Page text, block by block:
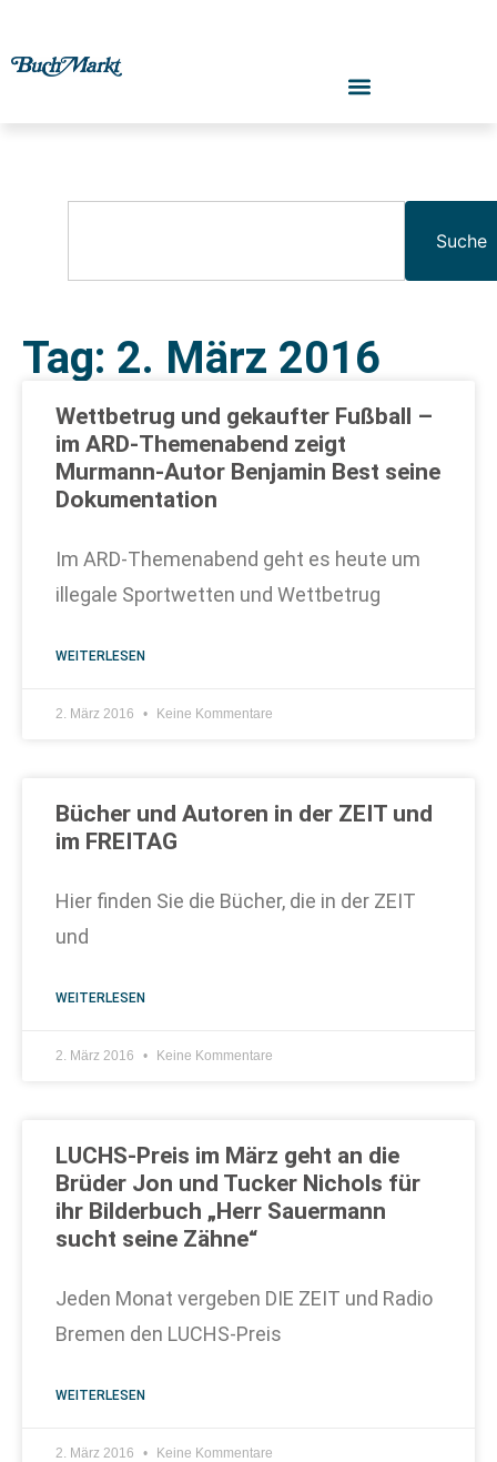
Suche
Tag: 2. März 2016
Wettbetrug und gekaufter Fußball –
im ARD-Themenabend zeigt
Murmann-Autor Benjamin Best seine
Dokumentation
Im ARD-Themenabend geht es heute um
illegale Sportwetten und Wettbetrug
WEITERLESEN
2. März 2016 Keine Kommentare
Bücher und Autoren in der ZEIT und
im FREITAG
Hier finden Sie die Bücher, die in der ZEIT
und
WEITERLESEN
2. März 2016 Keine Kommentare
LUCHS-Preis im März geht an die
Brüder Jon und Tucker Nichols für
ihr Bilderbuch „Herr Sauermann
sucht seine Zähne“
Jeden Monat vergeben DIE ZEIT und Radio
Bremen den LUCHS-Preis
WEITERLESEN
2. März 2016 Keine Kommentare